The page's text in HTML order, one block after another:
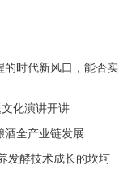
的时代新风口，能否实
化演讲开讲
酒全产业链发展
发酵技术成长的坎坷